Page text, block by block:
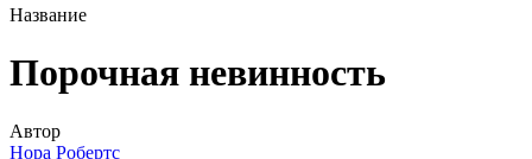
Название
Порочная невинность
Автор
Нора Робертс